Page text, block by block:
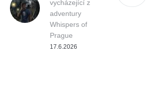
vycházející z
adventury
Whispers of
Prague
17.6.2026